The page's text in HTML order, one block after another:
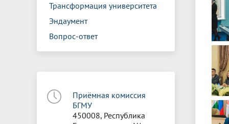
Трансформация университета
Эндаумент
Вопрос-ответ
Приёмная комиссия
БГМУ
450008, Республика